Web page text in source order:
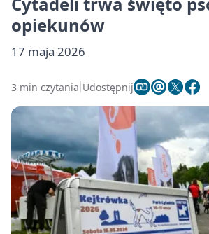
opiekunów
17 maja 2026
3 min czytania Udostępnij